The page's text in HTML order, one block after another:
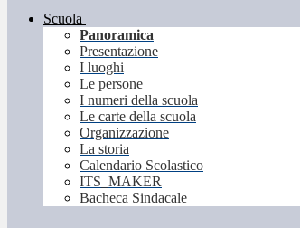
Scuola
Panoramica
Presentazione
I luoghi
Le persone
I numeri della scuola
Le carte della scuola
Organizzazione
La storia
Calendario Scolastico
ITS_MAKER
Bacheca Sindacale